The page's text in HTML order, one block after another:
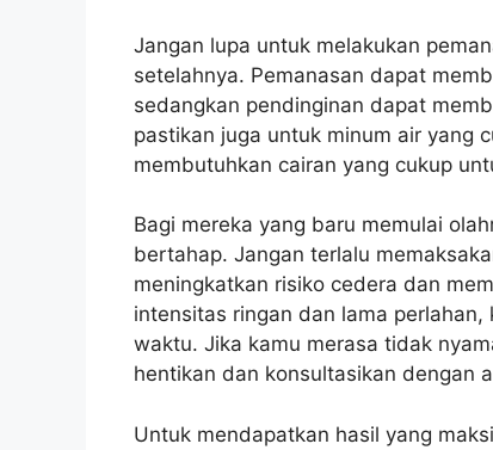
Jangan lupa untuk melakukan
setelahnya. Pemanasan dapat
sedangkan pendinginan dapat
pastikan juga untuk minum air yang
membutuhkan cairan yang cukup
Bagi mereka yang baru memulai
bertahap. Jangan terlalu
meningkatkan risiko cedera dan
intensitas ringan dan lama
waktu. Jika kamu merasa tidak
hentikan dan konsultasikan dengan
Untuk mendapatkan hasil yang